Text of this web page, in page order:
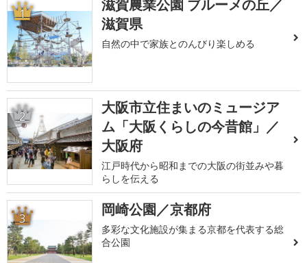
1
滋賀農業公園 ブルーメの丘／
滋賀県
自然の中で家族とのんびり楽しめる
2
大阪市立住まいのミュージア
ム「大阪くらしの今昔館」／
大阪府
江戸時代から昭和までの大阪の街並みや暮
らしを伝える
3 岡崎公園／京都府
多彩な文化施設が集まる京都を代表する総
合公園